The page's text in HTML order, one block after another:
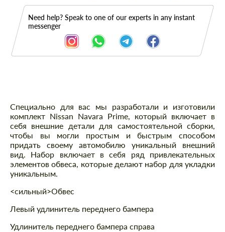
Need help? Speak to one of our experts in any instant
messenger
Описание
Специально для вас мы разработали и изготовили
комплект Nissan Navara Prime, который включает в
себя внешние детали для самостоятельной сборки,
чтобы вы могли простым и быстрым способом
придать своему автомобилю уникальный внешний
вид. Набор включает в себя ряд привлекательных
элементов обвеса, которые делают набор для укладки
уникальным.
<сильный>Обвес
Левый удлинитель переднего бампера
Удлинитель переднего бампера справа